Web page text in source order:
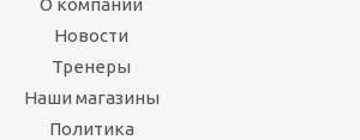
О компании
Новости
Тренеры
Наши магазины
Политика